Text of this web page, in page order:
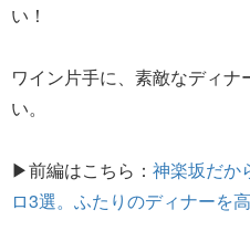
い！
ワイン片手に、素敵なディ
い。
▶前編はこちら： 神楽坂だか
ロ3選。ふたりのディナーを